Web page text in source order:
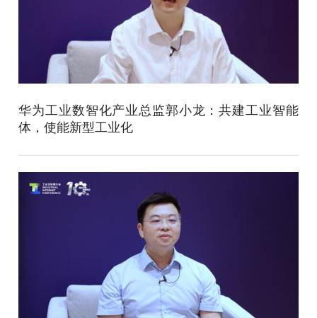
华为工业数智化产业总监郭小龙：共建工业智能
体，使能新型工业化